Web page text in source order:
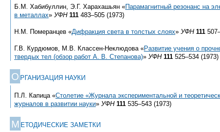
Б.М. Хабибуллин, Э.Г. Харахашьян «Парамагнитный резонанс на
в металлах» УФН 111 483–505 (1973)
Н.М. Померанцев «Дифракция света в толстых слоях» УФН 111
Г.В. Курдюмов, М.В. Классен-Неклюдова «Развитие учения о
твердых тел (обзор работ А. В. Степанова)» УФН 111 525–534 (1973)
О РГАНИЗАЦИЯ НАУКИ
П.Л. Капица «Столетие «Журнала экспериментальной и
журналов в развитии науки» УФН 111 535–543 (1973)
М ЕТОДИЧЕСКИЕ ЗАМЕТКИ